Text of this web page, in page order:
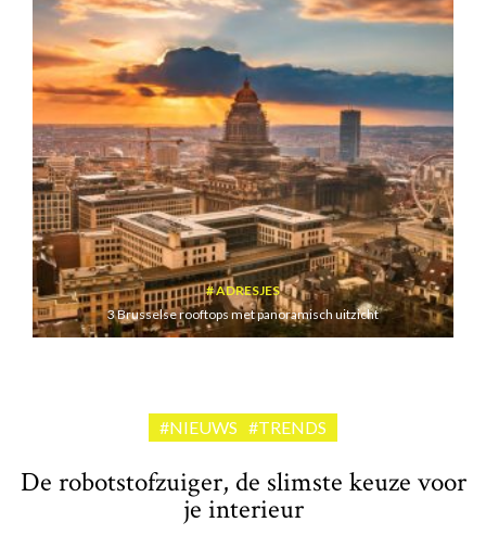
ADRESJES
3 Brusselse rooftops met panoramisch uitzicht
#NIEUWS #TRENDS
De robotstofzuiger, de slimste keuze voor
je interieur